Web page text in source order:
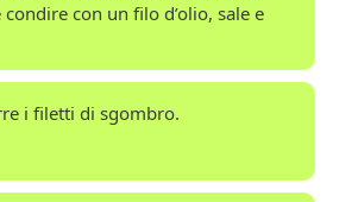
con un filo d’olio, sale e
i filetti di sgombro.